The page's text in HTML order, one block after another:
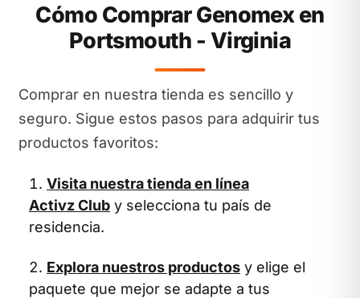
Cómo Comprar Genomex en
Portsmouth - Virginia
Comprar en nuestra tienda es sencillo y
seguro. Sigue estos pasos para adquirir tus
productos favoritos:
Visita nuestra tienda en línea
Activz Club y selecciona tu país de
residencia.
Explora nuestros productos y elige el
paquete que mejor se adapte a tus